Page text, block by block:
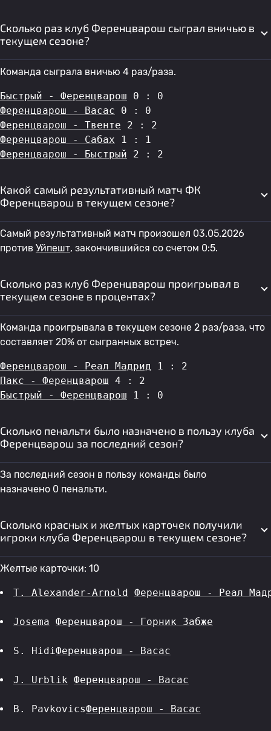
Сколько раз клуб Ференцварош сыграл вничью в
текущем сезоне?
Команда сыграла вничью 4 раз/раза.
Быстрый - Ференцварош 0 : 0
Ференцварош - Васас 0 : 0
Ференцварош - Твенте 2 : 2
Ференцварош - Сабах 1 : 1
Ференцварош - Быстрый 2 : 2
Какой самый результативный матч ФК
Ференцварош в текущем сезоне?
Самый результативный матч произошел 03.05.2026
против Уйпешт, закончившийся со счетом 0:5.
Сколько раз клуб Ференцварош проигрывал в
текущем сезоне в процентах?
Команда проигрывала в текущем сезоне 2 раз/раза, что
составляет 20% от сыгранных встреч.
Ференцварош - Реал Мадрид 1 : 2
Пакс - Ференцварош 4 : 2
Быстрый - Ференцварош 1 : 0
Сколько пенальти было назначено в пользу клуба
Ференцварош за последний сезон?
За последний сезон в пользу команды было
назначено 0 пенальти.
Сколько красных и желтых карточек получили
игроки клуба Ференцварош в текущем сезоне?
Желтые карточки: 10
T. Alexander-Arnold Ференцварош - Реал
Josema Ференцварош - Горник Забже
S. HidiФеренцварош - Васас
J. Urblik Ференцварош - Васас
B. PavkovicsФеренцварош - Васас